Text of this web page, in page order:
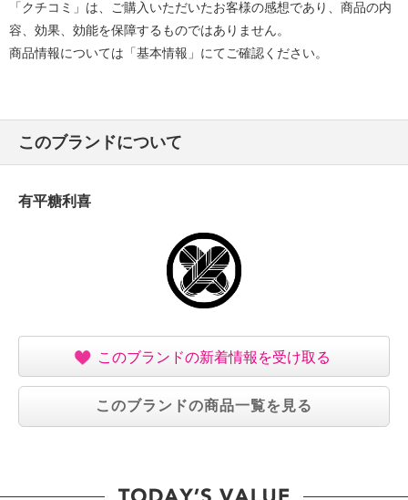
「クチコミ」は、ご購入いただいたお客様の感想であり、商品の内
容、効果、効能を保障するものではありません。
商品情報については「基本情報」にてご確認ください。
このブランドについて
有平糖利喜
このブランドの新着情報を受け取る
このブランドの商品一覧を見る